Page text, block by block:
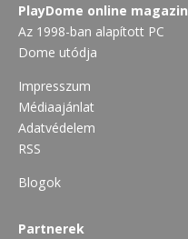
PlayDome online magazin
Az 1998-ban alapított PC
Dome utódja
Impresszum
Médiaajánlat
Adatvédelem
RSS
Blogok
Partnerek